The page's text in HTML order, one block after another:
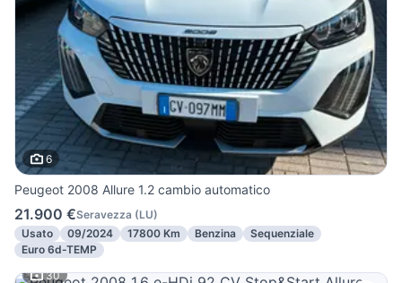
6
Peugeot 2008 Allure 1.2 cambio automatico
21.900 €Seravezza (LU)
Usato
09/2024 17800 Km Benzina
Sequenziale
Euro 6d-TEMP
30